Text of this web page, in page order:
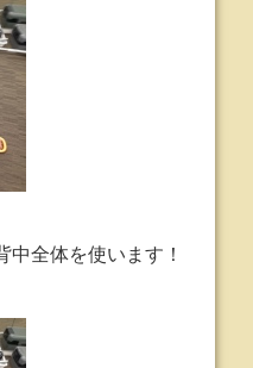
中全体を使います！